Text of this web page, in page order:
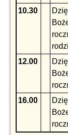
10.30
12.00
16.00